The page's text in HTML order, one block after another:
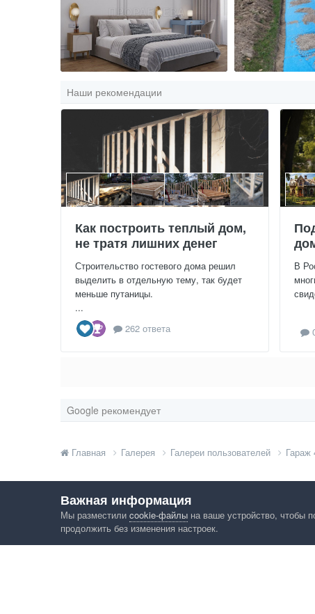
Наши рекомендации
Как построить теплый дом,
не тратя лишних денег
Строительство гостевого дома решил
выделить в отдельную тему, так будет
меньше путаницы.
...
262 ответа
В
Google рекомендует
Главная Галерея Галереи пользователей Гараж
Язык
Важная информация
Мы разместили cookie-файлы на ваше устройство, чтобы
продолжить без изменения настроек.